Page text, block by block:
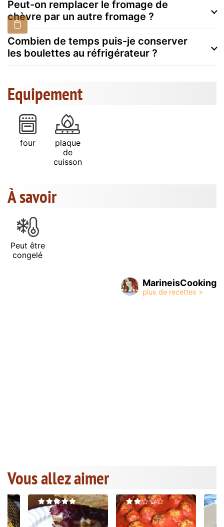
Peut-on remplacer le fromage de
chèvre par un autre fromage ?
Combien de temps puis-je conserver
les boulettes au réfrigérateur ?
Equipement
four
plaque
de
cuisson
À savoir
Peut être
congelé
MarineisCooking
Vous allez aimer